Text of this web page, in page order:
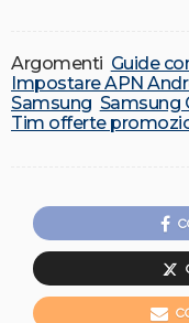
Argomenti Guide
Impostare APN
Samsung Samsung
Tim offerte